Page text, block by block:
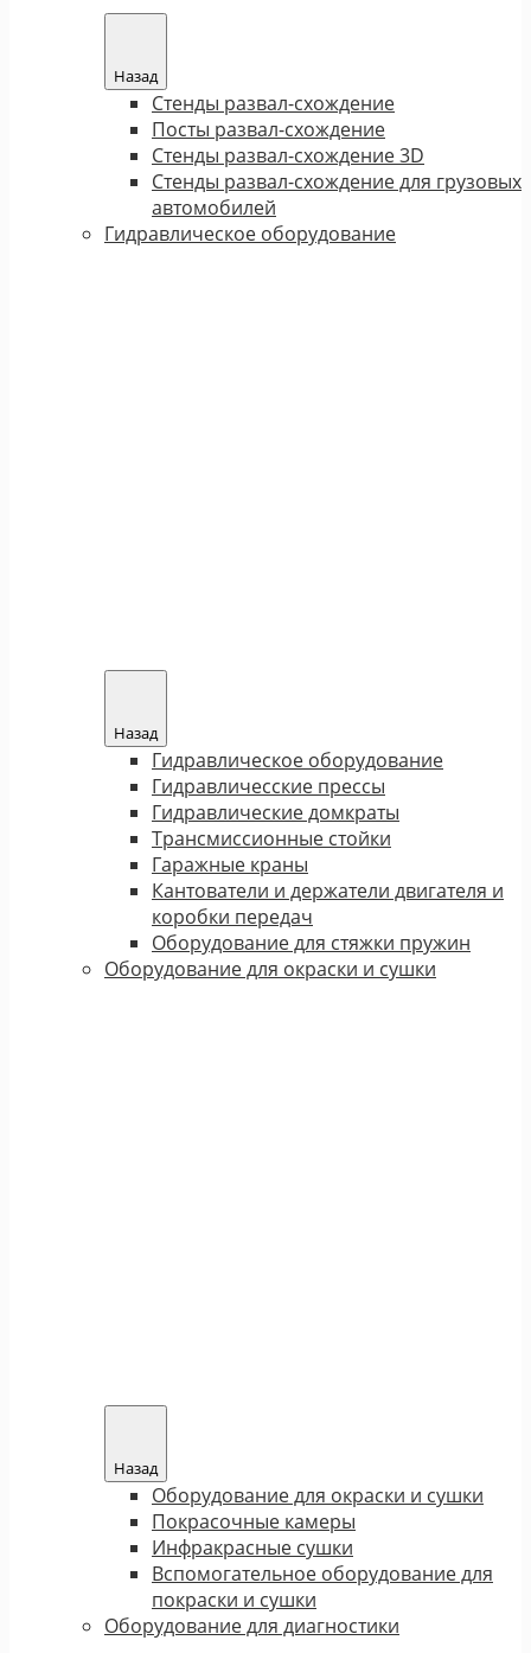
Назад
Стенды развал-схождение
Посты развал-схождение
Стенды развал-схождение 3D
Стенды развал-схождение для грузовых
автомобилей
Гидравлическое оборудование
Назад
Гидравлическое оборудование
Гидравличесские прессы
Гидравлические домкраты
Трансмиссионные стойки
Гаражные краны
Кантователи и держатели двигателя и
коробки передач
Оборудование для стяжки пружин
Оборудование для окраски и сушки
Назад
Оборудование для окраски и сушки
Покрасочные камеры
Инфракрасные сушки
Вспомогательное оборудование для
покраски и сушки
Оборудование для диагностики